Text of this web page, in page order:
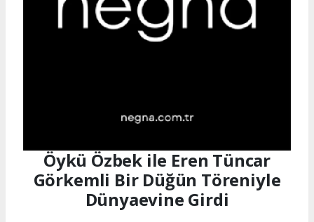
Öykü Özbek ile Eren Tüncar
Görkemli Bir Düğün Töreniyle
Dünyaevine Girdi